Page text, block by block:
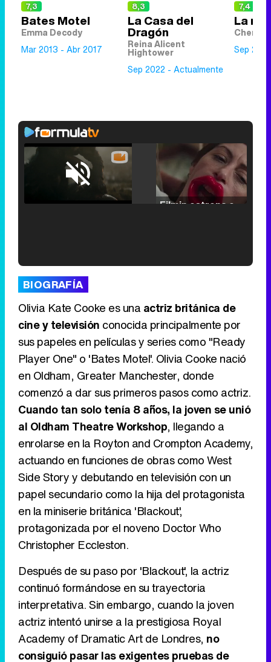
7,3
Bates Motel
Emma Decody
Mar 2013 - Abr 2017
8,3
La Casa del
Dragón
Reina Alicent
Hightower
Sep 2022 - Actualmente
7,4
La
Cherry
Sep
Unmute /
Tráiler de '33 días', la nueva serie de Atresplayer con Julián Villagrán y José Manuel Poga
Tráiler en catalán de 'Ravalear', la nueva serie de HBO Max sobre los fondos buitre
BIOGRAFÍA
Olivia Kate Cooke es una actriz británica de
cine y televisión conocida principalmente por
sus papeles en películas y series como "Ready
Player One" o 'Bates Motel'. Olivia Cooke nació
en Oldham, Greater Manchester, donde
comenzó a dar sus primeros pasos como actriz.
Cuando tan solo tenía 8 años, la joven se unió
al Oldham Theatre Workshop, llegando a
enrolarse en la Royton and Crompton Academy,
actuando en funciones de obras como West
Side Story y debutando en televisión con un
papel secundario como la hija del protagonista
en la miniserie británica 'Blackout',
protagonizada por el noveno Doctor Who
Christopher Eccleston.
Después de su paso por 'Blackout', la actriz
continuó formándose en su trayectoria
interpretativa. Sin embargo, cuando la joven
actriz intentó unirse a la prestigiosa Royal
Academy of Dramatic Art de Londres, no
consiguió pasar las exigentes pruebas de